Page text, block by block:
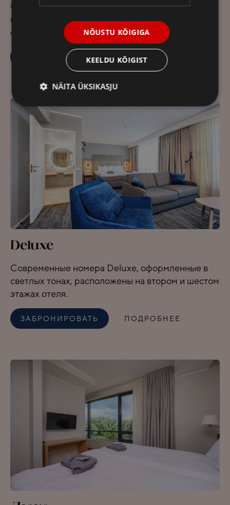
Современные семейные номера, оформленные
в светлых тонах, расположены на втором этаже
отеля и предусмотрены для семей с детьми.
ЗАБРОНИРОВАТЬ ПОДРОБНЕЕ
Deluxe
Современные номера Deluxe, оформленные в
светлых тонах, расположены на втором и шестом
этажах отеля.
ЗАБРОНИРОВАТЬ ПОДРОБНЕЕ
NÕUSTU KÕIGIGA
KEELDU KÕIGIST
NÄITA ÜKSIKASJU